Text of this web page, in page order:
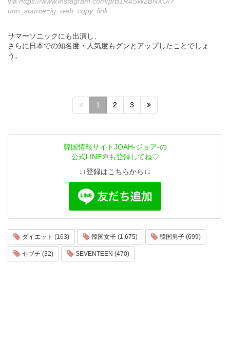
utm_source=ig_web_copy_link
サマーソニックにも出演し、
さらに日本での知名度・人気度もグンとアップしたことでしょ
う。
1 2 3
韓国情報サイトJOAH-ジョア-の
公式LINE＠も登録してね♡
↓↓登録はこちらから↓↓
ダイエット (163) 韓国女子 (1,675) 韓国男子 (699)
セブチ (32) SEVENTEEN (470)